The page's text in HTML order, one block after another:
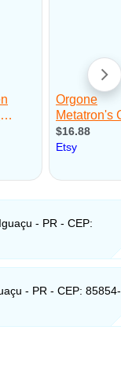
- PR - CEP:
- PR - CEP: 85854-